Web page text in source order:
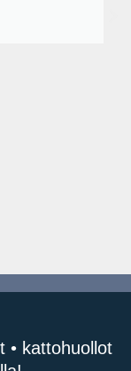
• kattohuollot